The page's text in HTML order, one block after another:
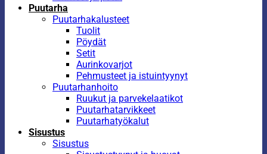
Puutarha
Puutarhakalusteet
Tuolit
Pöydät
Setit
Aurinkovarjot
Pehmusteet ja istuintyynyt
Puutarhanhoito
Ruukut ja parvekelaatikot
Puutarhatarvikkeet
Puutarhatyökalut
Sisustus
Sisustus